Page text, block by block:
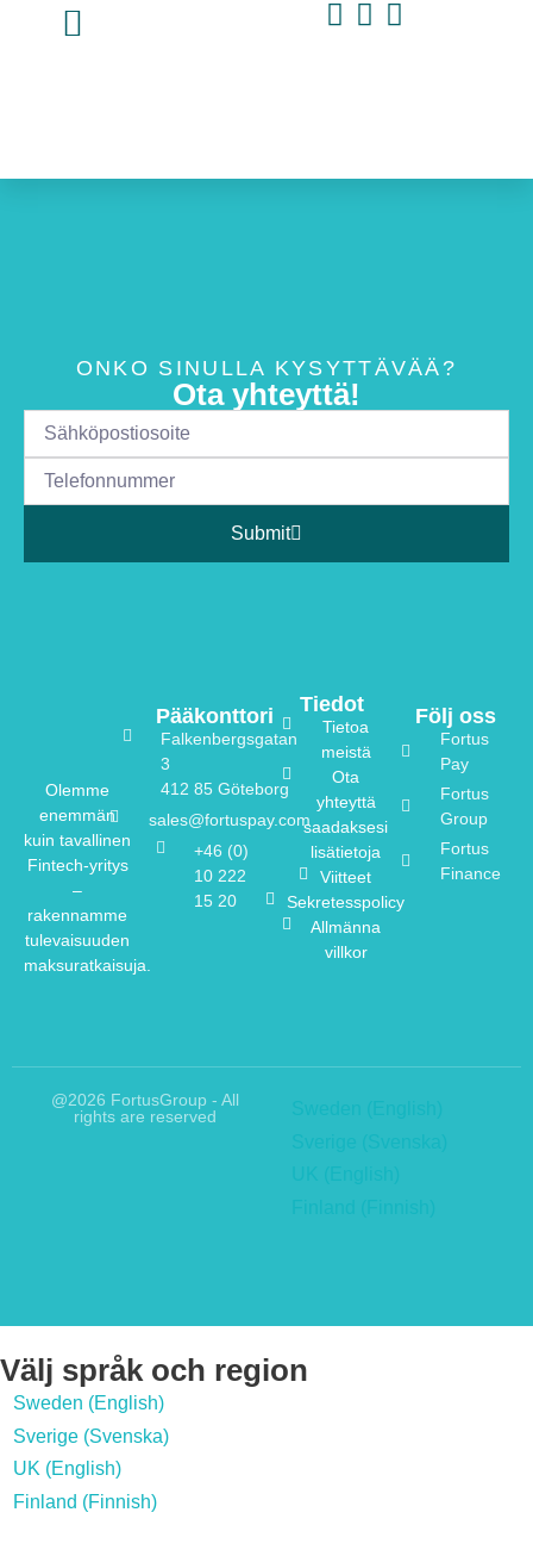
ONKO SINULLA KYSYTTÄVÄÄ?
Ota yhteyttä!
Submit
Olemme
enemmän
kuin tavallinen
Fintech-yritys
–
rakennamme
tulevaisuuden
maksuratkaisuja.
Pääkonttori
Falkenbergsgatan
3
412 85 Göteborg
sales@fortuspay.com
+46 (0)
10 222
15 20
Tiedot
Tietoa
meistä
Ota
yhteyttä
saadaksesi
lisätietoja
Viitteet
Sekretesspolicy
Allmänna
villkor
Följ oss
Fortus
Pay
Fortus
Group
Fortus
Finance
@2026 FortusGroup - All
rights are reserved
Sweden (English)
Sverige (Svenska)
UK (English)
Finland (Finnish)
Välj språk och region
Sweden (English)
Sverige (Svenska)
UK (English)
Finland (Finnish)